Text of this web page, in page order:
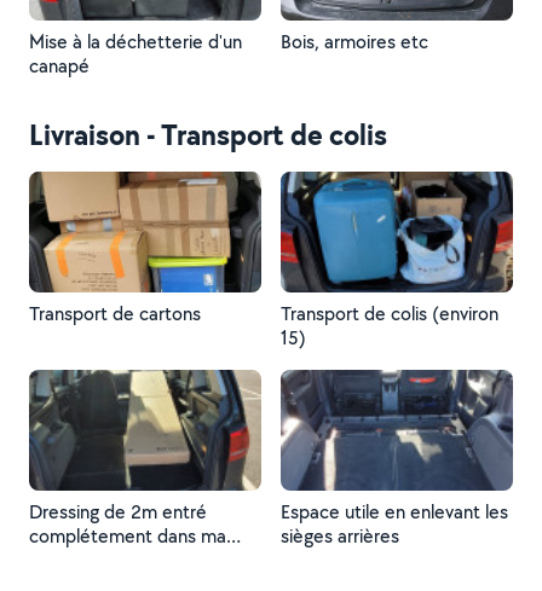
Mise à la déchetterie d'un
canapé
Bois, armoires etc
Livraison - Transport de colis
Transport de cartons
Transport de colis (environ
15)
Dressing de 2m entré
complétement dans ma
Espace utile en enlevant les
sièges arrières